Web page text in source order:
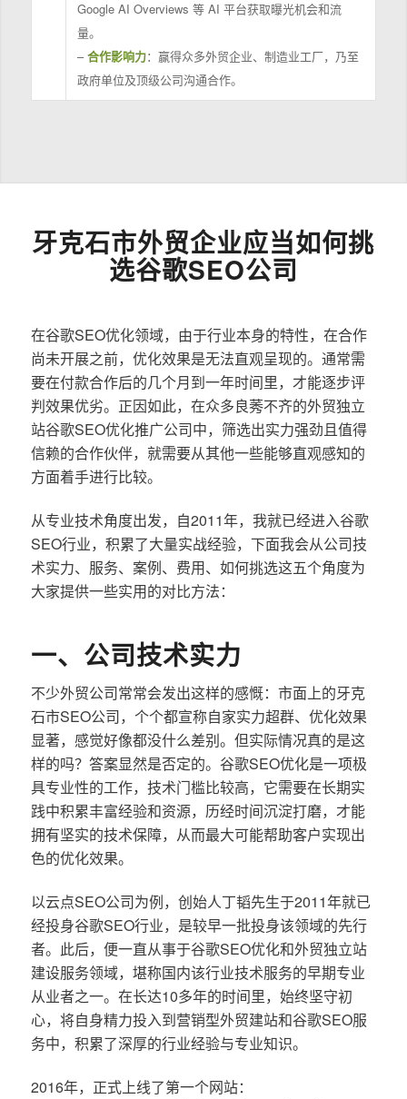
Google AI Overviews 等 AI 平台获取曝光机会和流
量。
–合作影响力：赢得众多外贸企业、制造业工厂，乃至
政府单位及顶级公司沟通合作。
牙克石市外贸企业应当如何挑
选谷歌SEO公司
在谷歌SEO优化领域，由于行业本身的特性，在合作
尚未开展之前，优化效果是无法直观呈现的。通常需
要在付款合作后的几个月到一年时间里，才能逐步评
判效果优劣。正因如此，在众多良莠不齐的外贸独立
站谷歌SEO优化推广公司中，筛选出实力强劲且值得
信赖的合作伙伴，就需要从其他一些能够直观感知的
方面着手进行比较。
从专业技术角度出发，自2011年，我就已经进入谷歌
SEO行业，积累了大量实战经验，下面我会从公司技
术实力、服务、案例、费用、如何挑选这五个角度为
大家提供一些实用的对比方法：
一、公司技术实力
不少外贸公司常常会发出这样的感慨：市面上的牙克
石市SEO公司，个个都宣称自家实力超群、优化效果
显著，感觉好像都没什么差别。但实际情况真的是这
样的吗？答案显然是否定的。谷歌SEO优化是一项极
具专业性的工作，技术门槛比较高，它需要在长期实
践中积累丰富经验和资源，历经时间沉淀打磨，才能
拥有坚实的技术保障，从而最大可能帮助客户实现出
色的优化效果。
以云点SEO公司为例，创始人丁韬先生于2011年就已
经投身谷歌SEO行业，是较早一批投身该领域的先行
者。此后，便一直从事于谷歌SEO优化和外贸独立站
建设服务领域，堪称国内该行业技术服务的早期专业
从业者之一。在长达10多年的时间里，始终坚守初
心，将自身精力投入到营销型外贸建站和谷歌SEO服
务中，积累了深厚的行业经验与专业知识。
2016年，正式上线了第一个网站：